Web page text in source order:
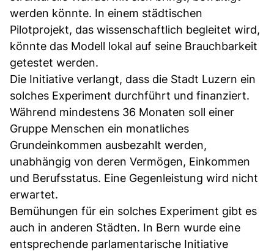
werden könnte. In einem städtischen
Pilotprojekt, das wissenschaftlich begleitet wird,
könnte das Modell lokal auf seine Brauchbarkeit
getestet werden.
Die Initiative verlangt, dass die Stadt Luzern ein
solches Experiment durchführt und finanziert.
Während mindestens 36 Monaten soll einer
Gruppe Menschen ein monatliches
Grundeinkommen ausbezahlt werden,
unabhängig von deren Vermögen, Einkommen
und Berufsstatus. Eine Gegenleistung wird nicht
erwartet.
Bemühungen für ein solches Experiment gibt es
auch in anderen Städten. In Bern wurde eine
entsprechende parlamentarische Initiative